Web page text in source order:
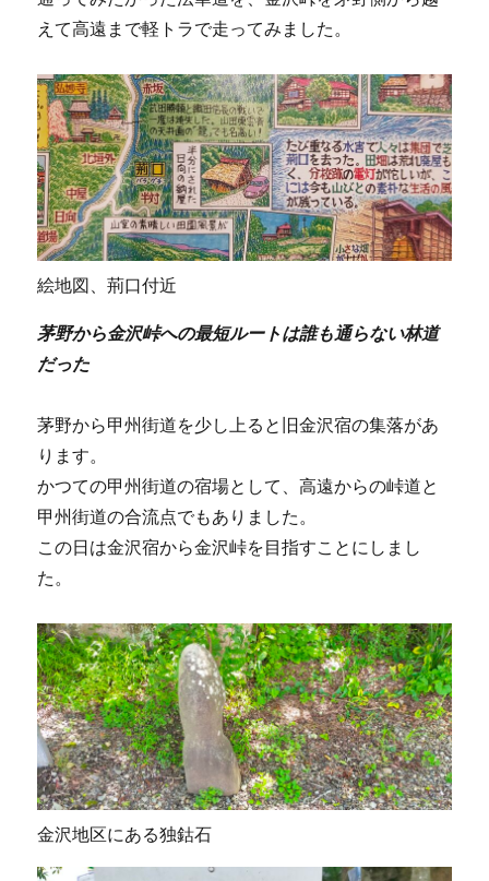
えて高遠まで軽トラで走ってみました。
絵地図、荊口付近
茅野から金沢峠への最短ルートは誰も通らない林道
だった
茅野から甲州街道を少し上ると旧金沢宿の集落があ
ります。
かつての甲州街道の宿場として、高遠からの峠道と
甲州街道の合流点でもありました。
この日は金沢宿から金沢峠を目指すことにしまし
た。
金沢地区にある独鈷石